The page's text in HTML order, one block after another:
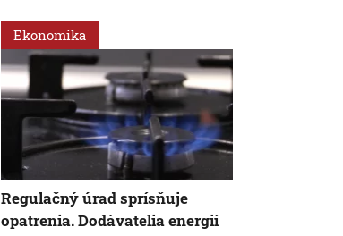
Ekonomika
Regulačný úrad sprísňuje
opatrenia. Dodávatelia energií